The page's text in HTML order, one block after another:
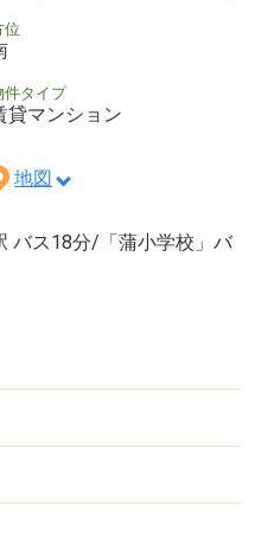
位
件タイプ
貸マンション
地図
バス18分/「蒲小学校」バ